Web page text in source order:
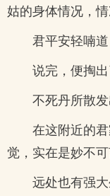
姑的身体情况，
君平安轻喃
说完，便掏
不死丹所散
在这附近的
觉，实在是妙不可
远处也有强